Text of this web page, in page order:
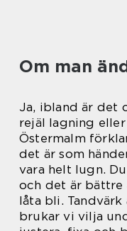
Om man
Ja, ibland är det
rejäl lagning
Östermalm
det är som
vara helt lugn.
och det är bättre
låta bli.
brukar vi vilja